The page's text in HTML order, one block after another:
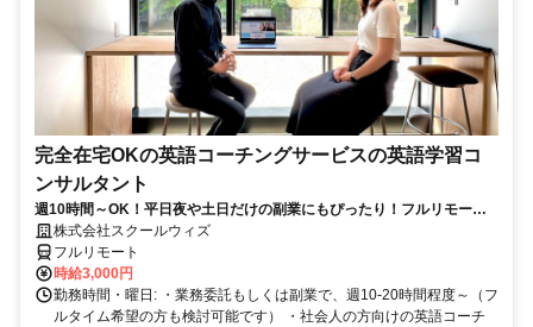
完全在宅OKの英語コーチングサービスの英語学習コ
ンサルタント
週10時間～OK！平日夜や土日だけの副業にもぴったり！フルリモート
OKなので世界のどこからでも働けます！
株式会社スクールウィズ
フルリモート
時給3,000円
勤務時間・曜日: ・業務委託もしくは副業で、週10-20時間程度～（フ
ルタイム希望の方も検討可能です） ・社会人の方向けの英語コーチ